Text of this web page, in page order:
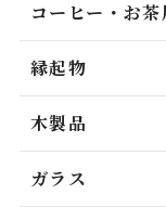
コーヒー・お茶
縁起物
木製品
ガラス